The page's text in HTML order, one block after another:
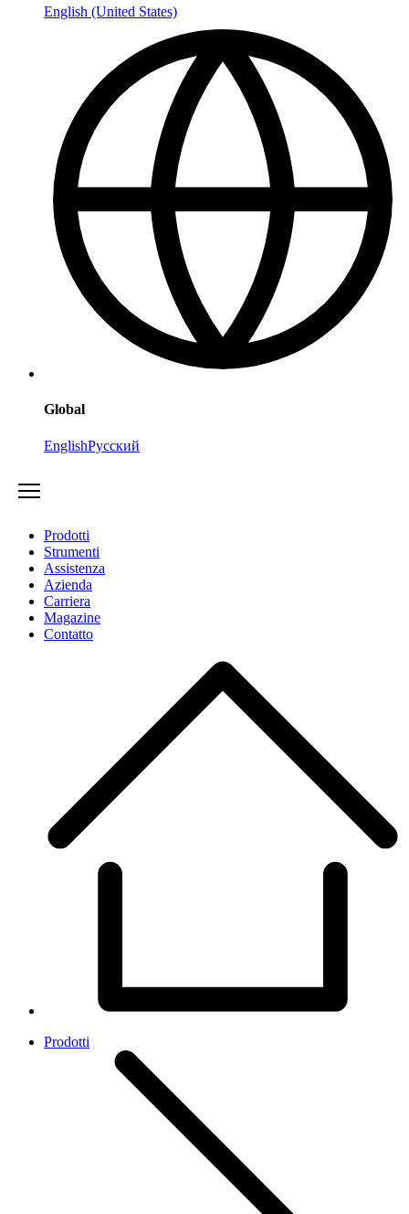
English (United States)
Global
EnglishРусский
Prodotti
Strumenti
Assistenza
Azienda
Carriera
Magazine
Contatto
Prodotti